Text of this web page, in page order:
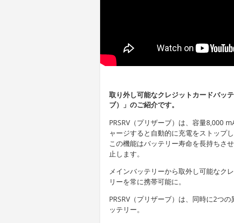
取り外し可能なクレジットカードバッ
ブ）」のご紹介です。
PRSRV（プリザーブ）は、容量8,000
ャージすると自動的に充電をストップ
この機能はバッテリー寿命を長持ちさ
止します。
メインバッテリーから取外し可能なク
リーを常に携帯可能に。
PRSRV（プリザーブ）は、同時に2つ
ッテリー。